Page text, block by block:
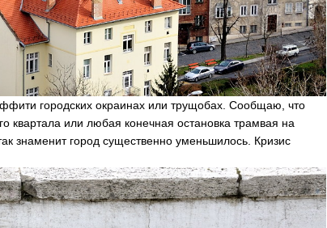
городских окраинах или трущобах. Сообщаю, что
квартала или любая конечная остановка трамвая на
знаменит город существенно уменьшилось. Кризис